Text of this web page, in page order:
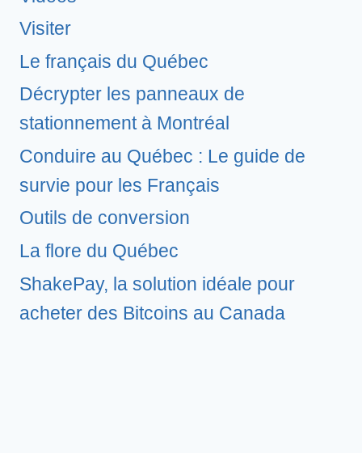
Visiter
Le français du Québec
Décrypter les panneaux de
stationnement à Montréal
Conduire au Québec : Le guide de
survie pour les Français
Outils de conversion
La flore du Québec
ShakePay, la solution idéale pour
acheter des Bitcoins au Canada